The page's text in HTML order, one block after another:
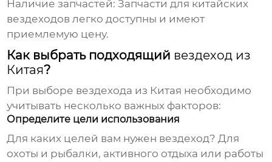
Наличие запчастей: Запчасти для китайских
вездеходов легко доступны и имеют
приемлемую цену.
Как выбрать подходящий вездеход из
Китая?
При выборе вездехода из Китая необходимо
учитывать несколько важных факторов:
Определите цели использования
Для каких целей вам нужен вездеход? Для
охоты и рыбалки, активного отдыха или работы